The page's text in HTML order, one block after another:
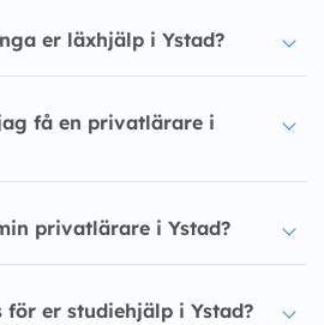
er läxhjälp i Ystad?
få en privatlärare i
privatlärare i Ystad?
er studiehjälp i Ystad?